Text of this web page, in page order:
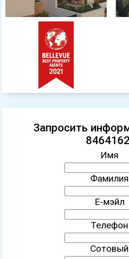
Запросить
Имя
Фамилия
Е-мэйл
Телефон
Сотовый